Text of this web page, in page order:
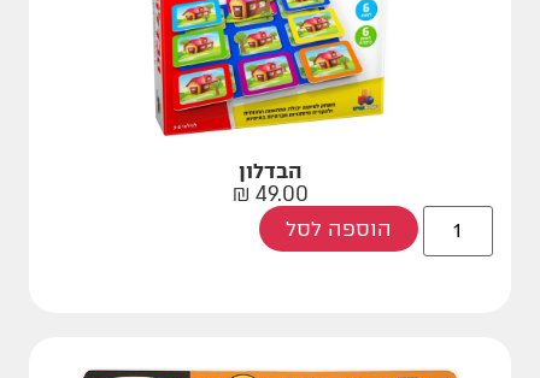
הבדלון
49.00
₪
הוספה לסל